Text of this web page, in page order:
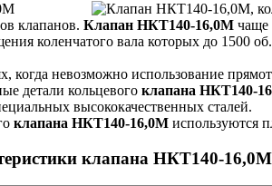
клапанов. Клапан НКТ140-16,0М чаще
коленчатого вала которых до 1500
когда невозможно использование
детали кольцевого клапана НКТ140-
высококачественных сталей.
клапана НКТ140-16,0М используются
клапана НКТ140-16,0М